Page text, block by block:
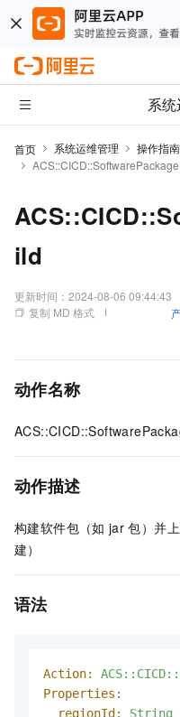
系
首页 系统运维管理 操作指南
ild
更新时间： 2024-08-06 09:44:43
复制 MD 格式
动作名称
动作描述
构建软件包（如 jar 包）并
建）
语法
Action:
Properties:
regionId:
String